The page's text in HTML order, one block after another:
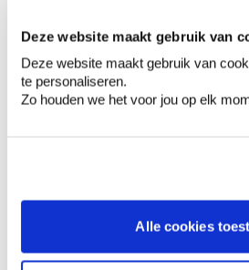
Deze website maakt gebruik van
Deze website maakt gebruik van
te personaliseren.
Zo houden we het voor jou op elk
Alle cookies
Tusk - protection murale
Couleurs tendance 2024
Conseil couleur à
en couleur.